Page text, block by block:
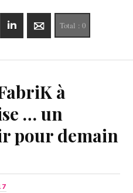
LinkedInE-mailTotal : 0
à
… un
pour demain